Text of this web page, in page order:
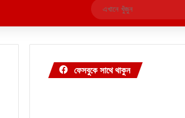
ফেসবুকে সাথে থাকুন